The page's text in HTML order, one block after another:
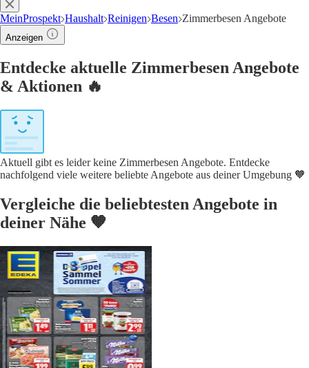
MeinProspekt Haushalt Reinigen Besen Zimmerbesen Angebote
Anzeigen
Entdecke aktuelle Zimmerbesen Angebote
& Aktionen 🔥
Aktuell gibt es leider keine Zimmerbesen Angebote. Entdecke
nachfolgend viele weitere beliebte Angebote aus deiner Umgebung 🧡
Vergleiche die beliebtesten Angebote in
deiner Nähe 🧡